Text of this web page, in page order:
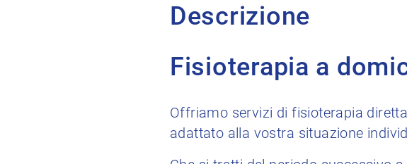
Descrizione
Fisioterapia a
Offriamo servizi di fisioterapia
adattato alla vostra situazione